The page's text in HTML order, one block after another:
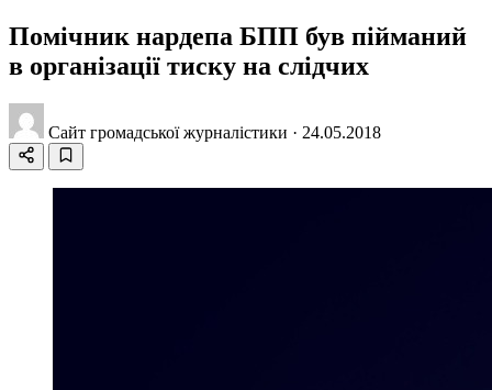
Помічник нардепа БПП був пійманий
в організації тиску на слідчих
Сайт громадської журналістики · 24.05.2018